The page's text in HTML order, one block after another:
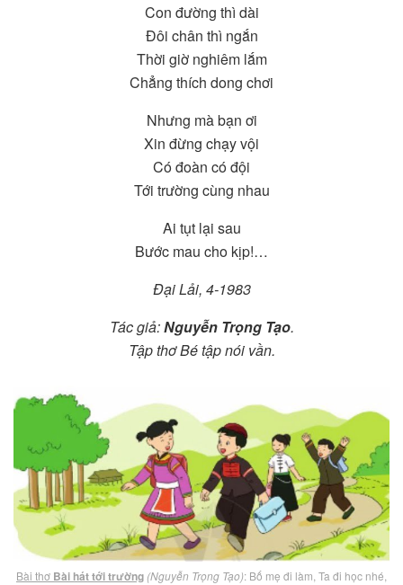
Con đường thì dài
Đôi chân thì ngắn
Thời giờ nghiêm lắm
Chẳng thích dong chơi
Nhưng mà bạn ơi
Xin đừng chạy vội
Có đoàn có đội
Tới trường cùng nhau
Ai tụt lại sau
Bước mau cho kịp!…
Đại Lải, 4-1983
Tác giả:Nguyễn Trọng Tạo.
Tập thơ Bé tập nói vần.
Bài thơ Bài hát tới trường (Nguyễn Trọng Tạo): Bố mẹ đi làm, Ta đi học nhé,